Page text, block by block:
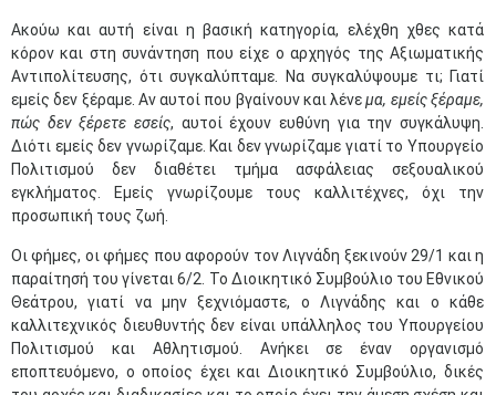
Ακούω και αυτή είναι η βασική κατηγορία, ελέχθη χθες κατά
κόρον και στη συνάντηση που είχε ο αρχηγός της Αξιωματικής
Αντιπολίτευσης, ότι συγκαλύπταμε. Να συγκαλύψουμε τι; Γιατί
εμείς δεν ξέραμε. Αν αυτοί που βγαίνουν και λένεμα, εμείς ξέραμε,
πώς δεν ξέρετε εσείς, αυτοί έχουν ευθύνη για την συγκάλυψη.
Διότι εμείς δεν γνωρίζαμε. Και δεν γνωρίζαμε γιατί το Υπουργείο
Πολιτισμού δεν διαθέτει τμήμα ασφάλειας σεξουαλικού
εγκλήματος. Εμείς γνωρίζουμε τους καλλιτέχνες, όχι την
προσωπική τους ζωή.
Οι φήμες, οι φήμες που αφορούν τον Λιγνάδη ξεκινούν 29/1 και η
παραίτησή του γίνεται 6/2. Το Διοικητικό Συμβούλιο του Εθνικού
Θεάτρου, γιατί να μην ξεχνιόμαστε, ο Λιγνάδης και ο κάθε
καλλιτεχνικός διευθυντής δεν είναι υπάλληλος του Υπουργείου
Πολιτισμού και Αθλητισμού. Ανήκει σε έναν οργανισμό
εποπτευόμενο, ο οποίος έχει και Διοικητικό Συμβούλιο, δικές